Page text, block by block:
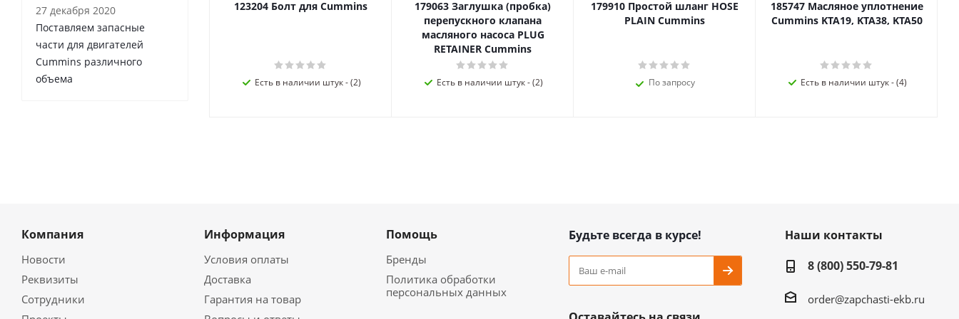
123204 Болт для Cummins
Есть в наличии штук - (2)
179063 Заглушка (пробка)
перепускного клапана
масляного насоса PLUG
RETAINER Cummins
Есть в наличии штук - (2)
179910 Простой шланг HOSE
PLAIN Cummins
По запросу
185747 Масляное уплотнение
Cummins KTA19, KTA38, KTA50
Есть в наличии штук - (4)
27 декабря 2020
Поставляем запасные
части для двигателей
Cummins различного
объема
Компания
Новости
Реквизиты
Сотрудники
Информация
Условия оплаты
Доставка
Гарантия на товар
Помощь
Бренды
Политика обработки
персональных данных
Будьте всегда в курсе!
Наши контакты
8 (800) 550-79-81
order@zapchasti-ekb.ru